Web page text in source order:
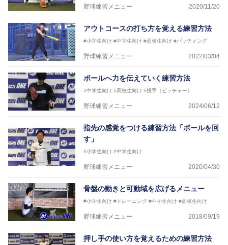
野球練習メニュー 2020/11/20
アウトコースの打ち方を覚える練習方法
#小学生向け #中学生向け #高校生向け #バッティング
野球練習メニュー 2022/03/04
ボールへ力を伝えていく練習方法
#中学生向け #高校生向け #投手（ピッチャー）
野球練習メニュー 2024/06/12
指先の感覚をつける練習方法「ボールを回
す」
#小学生向け #中学生向け
野球練習メニュー 2020/04/30
骨盤の動きと可動域を広げるメニュー
#小学生向け #トレーニング #中学生向け #高校生向け
野球練習メニュー 2018/09/19
押し手の使い方を覚えるための練習方法